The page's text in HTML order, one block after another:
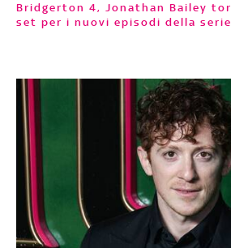
Bridgerton 4, Jonathan Bailey tornerà a breve sul
set per i nuovi episodi della serie